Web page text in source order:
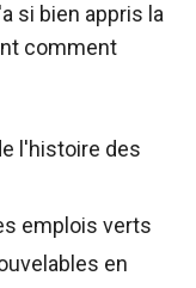
si bien appris la
comment
l'histoire des
emplois verts
en